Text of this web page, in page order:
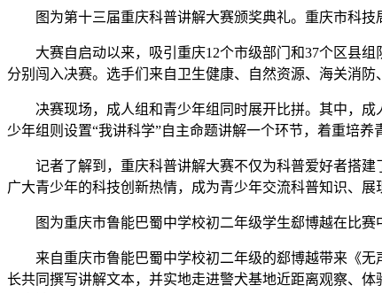
图为第十三届重庆科普讲解大赛颁奖典礼。重庆市科技
大赛自启动以来，吸引重庆12个市级部门和37个区县组
分别闯入决赛。选手们来自卫生健康、自然资源、海关消
决赛现场，成人组和青少年组同时展开比拼。其中，成
少年组则设置“我讲科学”自主命题讲解一个环节，着重培养
记者了解到，重庆科普讲解大赛不仅为科普爱好者搭建
广大青少年的科技创新热情，成为青少年交流科普知识、
图为重庆市鲁能巴蜀中学校初二年级学生郄博越在比赛
来自重庆市鲁能巴蜀中学校初二年级的郄博越带来《无
长共同撰写讲解文本，并实地走进警犬基地近距离观察、